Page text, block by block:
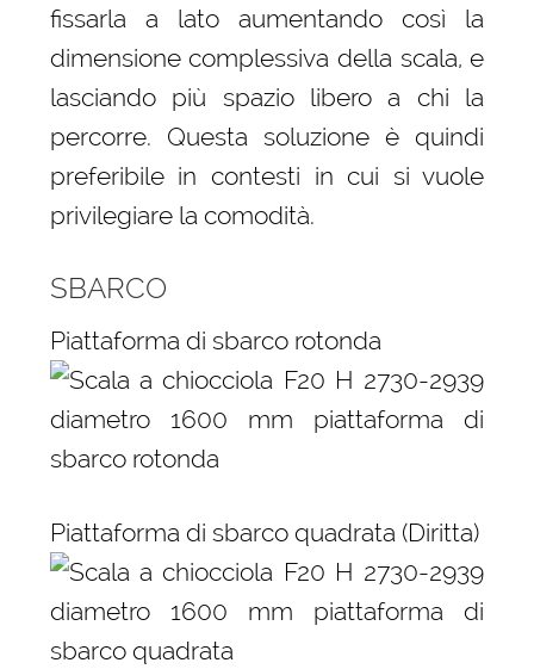
fissarla a lato aumentando così la
dimensione complessiva della scala, e
lasciando più spazio libero a chi la
percorre. Questa soluzione è quindi
preferibile in contesti in cui si vuole
privilegiare la comodità.
SBARCO
Piattaforma di sbarco rotonda
Piattaforma di sbarco quadrata (Diritta)